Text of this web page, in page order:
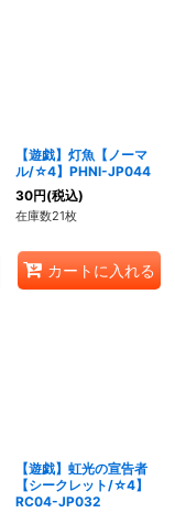
【遊戯】灯魚【ノーマ
ル/☆4】PHNI-JP044
30円(税込)
在庫数21枚
カートに入れる
【遊戯】虹光の宣告者
【シークレット/☆4】
RC04-JP032